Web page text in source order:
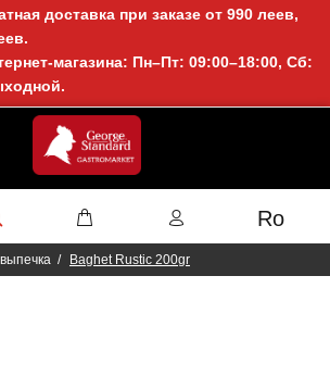
доставка при заказе от 990 леев,
магазина: Пн–Пт: 09:00–18:00, Сб:
Ro
Baghet Rustic 200gr